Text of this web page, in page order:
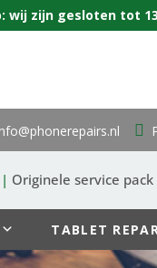
| Originele service
TABLET
wij zijn gesloten tot